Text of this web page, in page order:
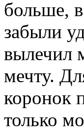
больше,
забыли
вылечил
мечту.
коронок
только